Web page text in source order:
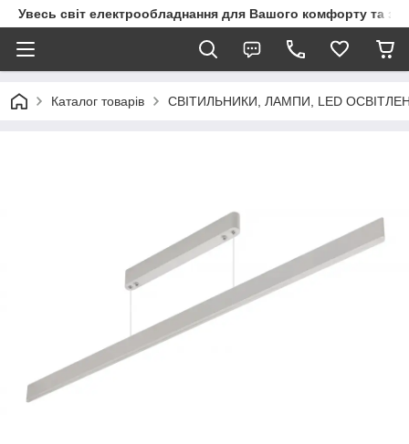
Увесь світ електрообладнання для Вашого комфорту та
Каталог товарів СВІТИЛЬНИКИ, ЛАМПИ, LED